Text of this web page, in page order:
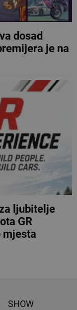
dosad
je na
ljubitelje
GR
mjesta
SHOW